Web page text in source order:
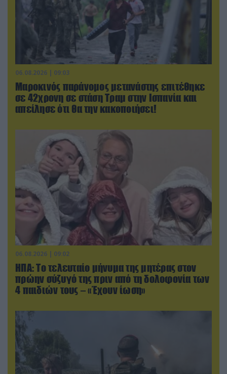
06.08.2026 | 09:03
Μαροκινός παράνομος μετανάστης επιτέθηκε
σε 42χρονη σε στάση Τραμ στην Ισπανία και
απείλησε ότι θα την κακοποιήσει!
06.08.2026 | 09:02
ΗΠΑ: Το τελευταίο μήνυμα της μητέρας στον
πρώην σύζυγό της πριν από τη δολοφονία των
4 παιδιών τους – «Έχουν ίωση»